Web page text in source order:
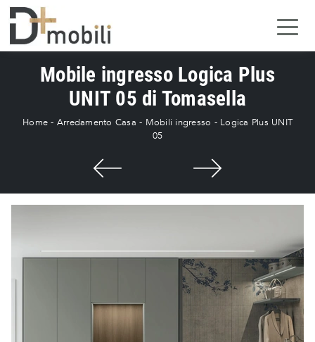
Mobile ingresso Logica Plus
UNIT 05 di Tomasella
Home - Arredamento Casa - Mobili ingresso - Logica Plus UNIT
05